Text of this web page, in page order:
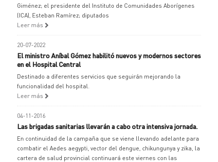
Giménez; el presidente del Instituto de Comunidades Aborígenes
(ICA), Esteban Ramírez; diputados
Leer más
20-07-2022
El ministro Aníbal Gómez habilitó nuevos y modernos sectores
en el Hospital Central
Destinado a diferentes servicios que seguirán mejorando la
funcionalidad del hospital.
Leer más
04-11-2016
Las brigadas sanitarias llevarán a cabo otra intensiva jornada.
En continuidad de la campaña que se viene llevando adelante para
combatir el Aedes aegypti, vector del dengue, chikungunya y zika, la
cartera de salud provincial continuará este viernes con las